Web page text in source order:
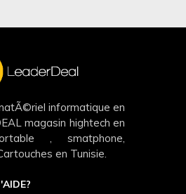
informatique en
magasin hightech en
, smatphone,
en Tunisie.